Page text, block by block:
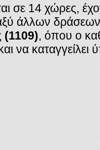
σε 14 χώρες,
άλλων
(1109), όπου ο
να καταγγείλει